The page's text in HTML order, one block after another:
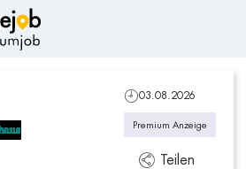
03.08.2026
Premium Anzeige
Teilen